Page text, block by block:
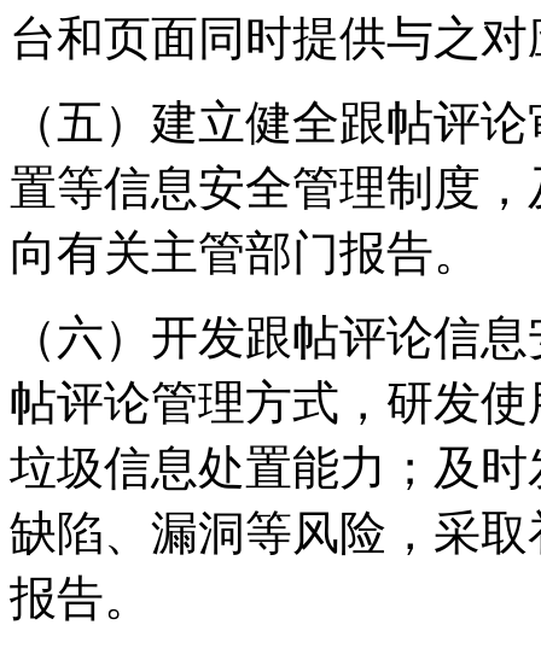
台和页面同时提供与之
（五）建立健全跟帖评
置等信息安全管理制度
向有关主管部门报告。
（六）开发跟帖评论信
帖评论管理方式，研发
垃圾信息处置能力；及
缺陷、漏洞等风险，采
报告。